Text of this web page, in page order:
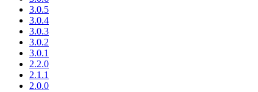
3.0.5
3.0.4
3.0.3
3.0.2
3.0.1
2.2.0
2.1.1
2.0.0